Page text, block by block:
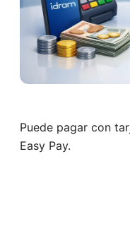
Puede pagar con
Easy Pay.